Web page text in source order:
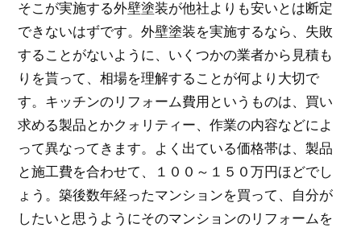
そこが実施する外壁塗装が他社よりも安いとは断定
できないはずです。外壁塗装を実施するなら、失敗
することがないように、いくつかの業者から見積も
りを貰って、相場を理解することが何より大切で
す。キッチンのリフォーム費用というものは、買い
求める製品とかクォリティー、作業の内容などによ
って異なってきます。よく出ている価格帯は、製品
と施工費を合わせて、１００～１５０万円ほどでし
ょう。築後数年経ったマンションを買って、自分が
したいと思うようにそのマンションのリフォームを